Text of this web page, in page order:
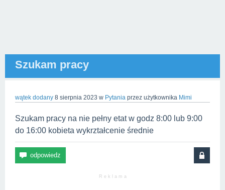
Szukam pracy
wątek dodany 8 sierpnia 2023 w Pytania przez użytkownika Mimi
Szukam pracy na nie pełny etat w godz 8:00 lub 9:00
do 16:00 kobieta wykrztałcenie średnie
R e k l a m a